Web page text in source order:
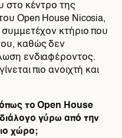
στο κέντρο της
Open House Nicosia,
κτήριο που
καθώς δεν
ενδιαφέροντος.
πιο ανοιχτή και
όπως το Open House
γύρω από την
χώρο;